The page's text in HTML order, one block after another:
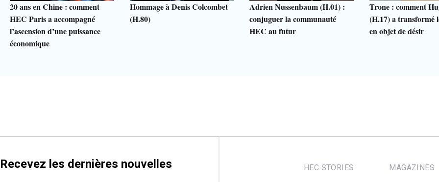
20 ans en Chine : comment
HEC Paris a accompagné
l’ascension d’une puissance
économique
Hommage à Denis Colcombet
(H.80)
Adrien Nussenbaum (H.01) :
conjuguer la communauté
HEC au futur
Trone : comment
(H.17) a transformé
en objet de désir
Recevez les dernières nouvelles
HEC STORIES
MAGAZINES